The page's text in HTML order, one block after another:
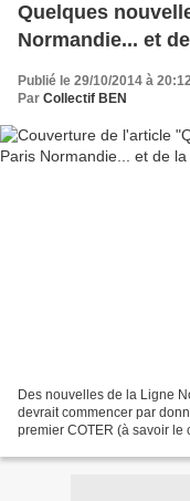
Quelques
Normandie... et
Publié le 29/10/2014 à
Par Collectif BEN
Des nouvelles de la Ligne
devrait commencer par
premier COTER (à savoir le